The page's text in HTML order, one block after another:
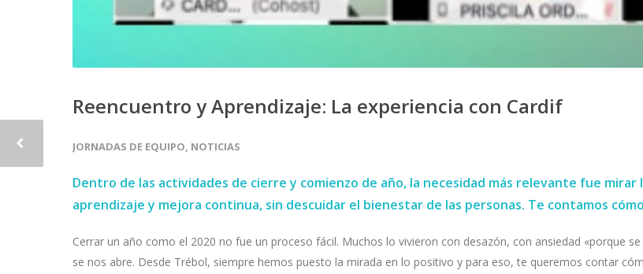
Reencuentro y Aprendizaje: La experiencia con Cardif
JORNADAS DE EQUIPO, NOTICIAS
Dentro de las actividades de cierre y comienzo de año, la necesidad más relevante fue
aprendizaje y mejora continua, sin descuidar el bienestar de las personas. Te contamos
Cerrar un año como el 2020 no fue un proceso fácil. Muchos lo vivieron con desazón, con ansiedad «porque
se nos abre. Desde Trébol, siempre hemos puesto la mirada en lo positivo y para eso, te queremos contar